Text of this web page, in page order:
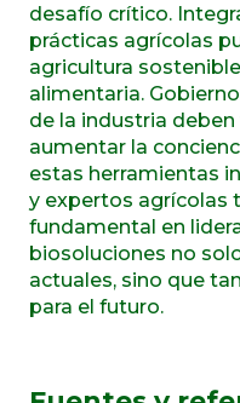
desafío crítico.
prácticas agrícolas
agricultura
alimentaria.
de la industria
aumentar la
estas herramientas
y expertos agrícolas
fundamental en
biosoluciones no
actuales, sino que
para el futuro.